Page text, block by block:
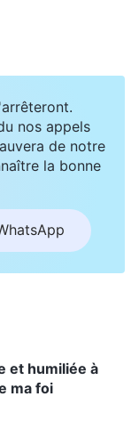
tremblait, et je
sur les
contracter
à
! Où sont les
rien. Il
m’a
ma tête avait
chose de
nos appels
de notre
la bonne
et humiliée à
ma foi